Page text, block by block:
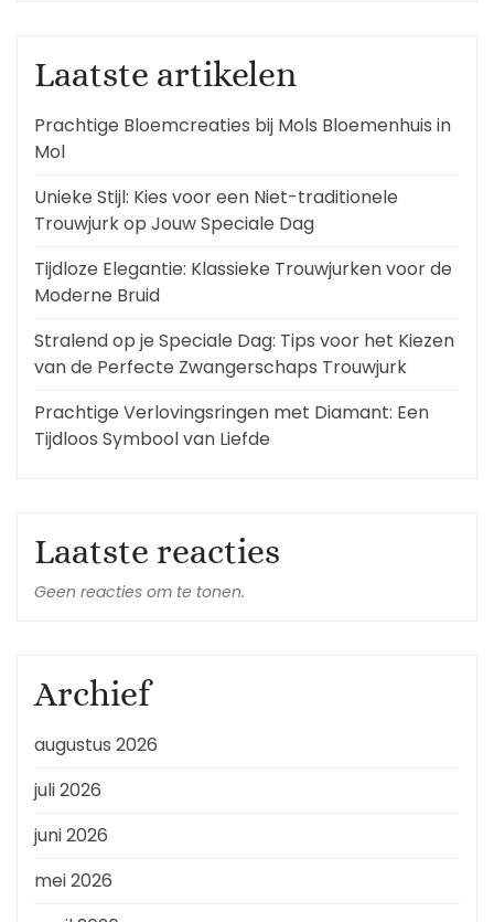
Laatste artikelen
Prachtige Bloemcreaties bij Mols Bloemenhuis in
Mol
Unieke Stijl: Kies voor een Niet-traditionele
Trouwjurk op Jouw Speciale Dag
Tijdloze Elegantie: Klassieke Trouwjurken voor de
Moderne Bruid
Stralend op je Speciale Dag: Tips voor het Kiezen
van de Perfecte Zwangerschaps Trouwjurk
Prachtige Verlovingsringen met Diamant: Een
Tijdloos Symbool van Liefde
Laatste reacties
Geen reacties om te tonen.
Archief
augustus 2026
juli 2026
juni 2026
mei 2026